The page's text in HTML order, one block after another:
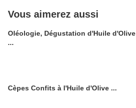
Vous aimerez aussi
Oléologie, Dégustation d'Huile d'Olive
...
Cèpes Confits à l'Huile d'Olive ...